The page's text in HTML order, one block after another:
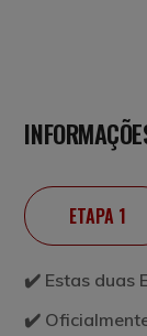
ETAPA 1
✔️ Estas duas
✔️